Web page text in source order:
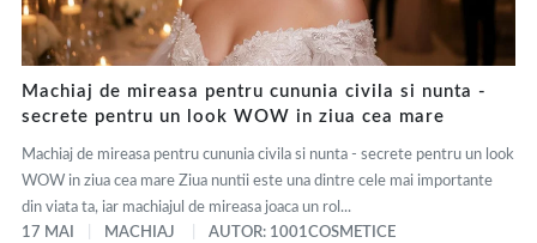
Machiaj de mireasa pentru cununia civila si nunta -
secrete pentru un look WOW in ziua cea mare
Machiaj de mireasa pentru cununia civila si nunta - secrete pentru un look
WOW in ziua cea mare Ziua nuntii este una dintre cele mai importante
din viata ta, iar machiajul de mireasa joaca un rol...
17 MAI
MACHIAJ AUTOR: 1001COSMETICE